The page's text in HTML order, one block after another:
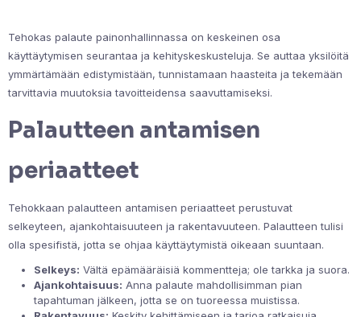
Tehokas palaute painonhallinnassa on keskeinen osa
käyttäytymisen seurantaa ja kehityskeskusteluja. Se auttaa yksilöitä
ymmärtämään edistymistään, tunnistamaan haasteita ja tekemään
tarvittavia muutoksia tavoitteidensa saavuttamiseksi.
Palautteen antamisen
periaatteet
Tehokkaan palautteen antamisen periaatteet perustuvat
selkeyteen, ajankohtaisuuteen ja rakentavuuteen. Palautteen tulisi
olla spesifistä, jotta se ohjaa käyttäytymistä oikeaan suuntaan.
Selkeys: Vältä epämääräisiä kommentteja; ole tarkka ja suora.
Ajankohtaisuus: Anna palaute mahdollisimman pian
tapahtuman jälkeen, jotta se on tuoreessa muistissa.